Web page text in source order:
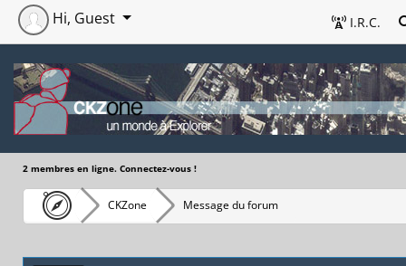
I.R.C.
Hi, Guest
2 membres en ligne. Connectez-vous !
CKZone Message du forum